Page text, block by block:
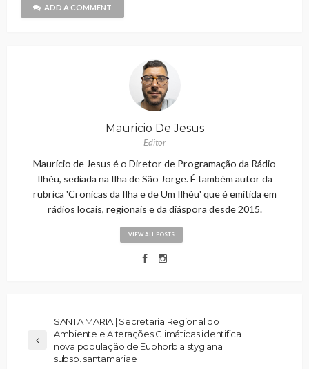
ADD A COMMENT
Mauricio De Jesus
Editor
Maurício de Jesus é o Diretor de Programação da Rádio
Ilhéu, sediada na Ilha de São Jorge. É também autor da
rubrica 'Cronicas da Ilha e de Um Ilhéu' que é emitida em
rádios locais, regionais e da diáspora desde 2015.
VIEW ALL POSTS
SANTA MARIA | Secretaria Regional do
Ambiente e Alterações Climáticas identifica
nova população de Euphorbia stygiana
subsp. santamariae